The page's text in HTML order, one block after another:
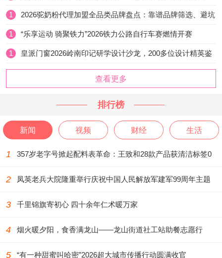
1
2026驼奶粉代理加盟全品类品牌盘点：靠谱品牌筛选、避坑
1
“乐享运动 骑聚铁力”2026铁力公路自行车赛燃情开赛
1
皇派门窗2026岭南印记研学设计沙龙，200多位设计精英鉴
查看更多
排行榜
新闻 视频 财经 生活
1
357岁老字号掀起配料表革命：王致和28款产品获清洁标签0
2
凤英老兵大院隆重举行庆祝中国人民解放军建军99周年主题
3 千里锦旗寄初心 四十余年仁术暖万家
4 烟火暖夕阳，食香满龙山——龙山街道社工站助餐志愿行
5 “有一种甜蜜叫哈密”2026超大城市传播行动圆满收官